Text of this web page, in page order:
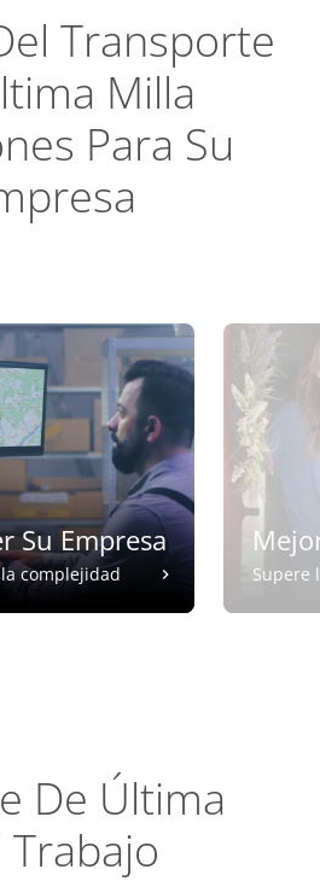
Transporte
Milla
Para Su
Su Empresa
complejidad Supere
De Última
Trabajo